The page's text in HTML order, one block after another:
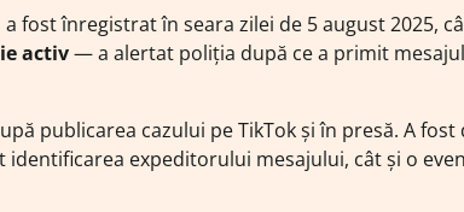
fost înregistrat în seara zilei de 5 august 2025,
activ— a alertat poliția după ce a primit
publicarea cazului pe TikTok și în presă. A fost
identificarea expeditorului mesajului, cât și o